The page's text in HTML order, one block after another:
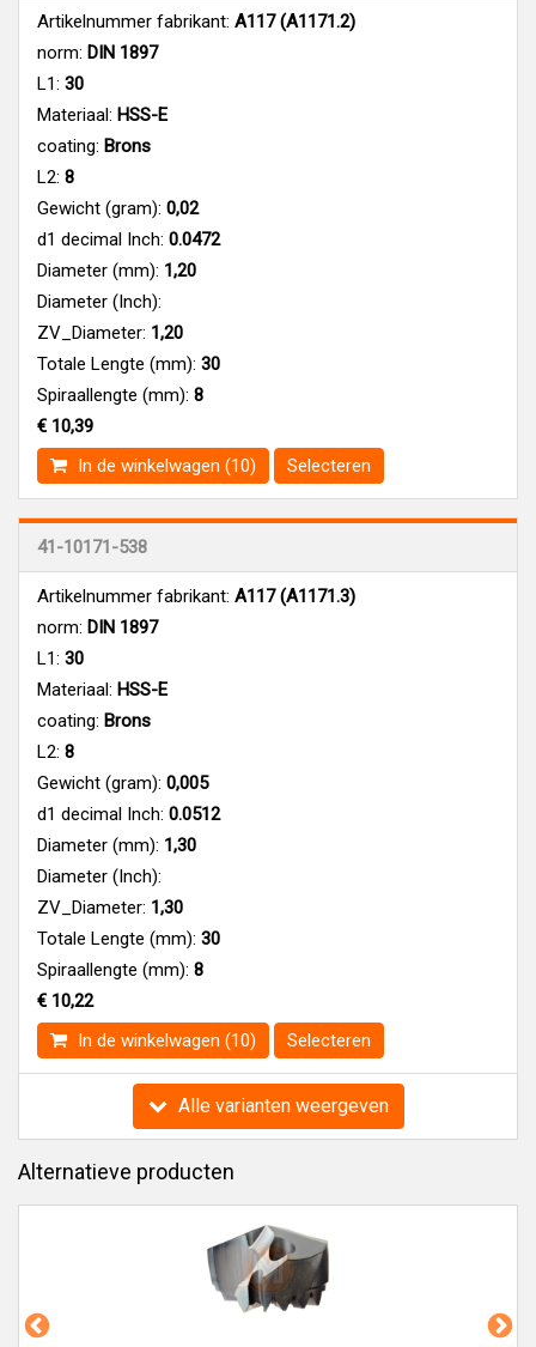
Artikelnummer fabrikant: A117 (A1171.2)
norm: DIN 1897
L1: 30
Materiaal: HSS-E
coating: Brons
L2: 8
Gewicht (gram): 0,02
d1 decimal Inch: 0.0472
Diameter (mm): 1,20
Diameter (Inch):
ZV_Diameter: 1,20
Totale Lengte (mm): 30
Spiraallengte (mm): 8
€ 10,39
In de winkelwagen (10)
Selecteren
41-10171-538
Artikelnummer fabrikant: A117 (A1171.3)
norm: DIN 1897
L1: 30
Materiaal: HSS-E
coating: Brons
L2: 8
Gewicht (gram): 0,005
d1 decimal Inch: 0.0512
Diameter (mm): 1,30
Diameter (Inch):
ZV_Diameter: 1,30
Totale Lengte (mm): 30
Spiraallengte (mm): 8
€ 10,22
In de winkelwagen (10)
Selecteren
Alle varianten weergeven
Alternatieve producten